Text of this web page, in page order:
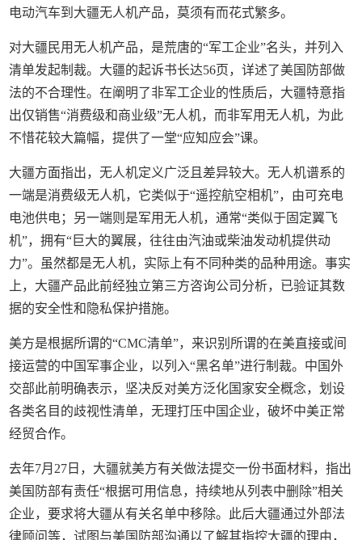
电动汽车到大疆无人机产品，莫须有而花式繁多。
对大疆民用无人机产品，是荒唐的“军工企业”名头，并列入
清单发起制裁。大疆的起诉书长达56页，详述了美国防部做
法的不合理性。在阐明了非军工企业的性质后，大疆特意指
出仅销售“消费级和商业级”无人机，而非军用无人机，为此
不惜花较大篇幅，提供了一堂“应知应会”课。
大疆方面指出，无人机定义广泛且差异较大。无人机谱系的
一端是消费级无人机，它类似于“遥控航空相机”，由可充电
电池供电；另一端则是军用无人机，通常“类似于固定翼飞
机”，拥有“巨大的翼展，往往由汽油或柴油发动机提供动
力”。虽然都是无人机，实际上有不同种类的品种用途。事实
上，大疆产品此前经独立第三方咨询公司分析，已验证其数
据的安全性和隐私保护措施。
美方是根据所谓的“CMC清单”，来识别所谓的在美直接或间
接运营的中国军事企业，以列入“黑名单”进行制裁。中国外
交部此前明确表示，坚决反对美方泛化国家安全概念，划设
各类名目的歧视性清单，无理打压中国企业，破坏中美正常
经贸合作。
去年7月27日，大疆就美方有关做法提交一份书面材料，指出
美国防部有责任“根据可用信息，持续地从列表中删除”相关
企业，要求将大疆从有关名单中移除。此后大疆通过外部法
律顾问等，试图与美国防部沟通以了解其指控大疆的理由，